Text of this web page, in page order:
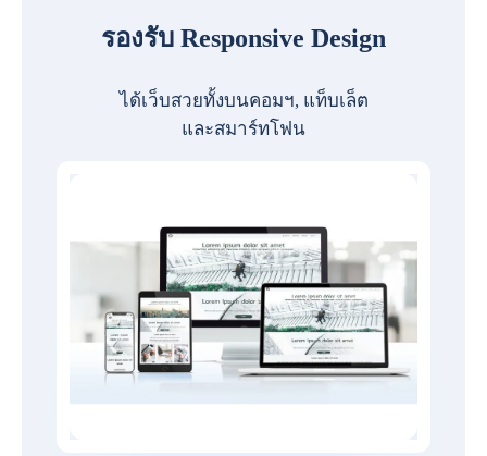
รองรับ Responsive Design
ได้เว็บสวยทั้งบนคอมฯ, แท็บเล็ต
และสมาร์ทโฟน